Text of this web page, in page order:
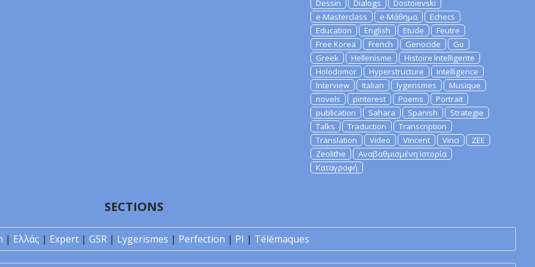
Dessin
Dialogs
Dostoievski
e-Masterclass
e-Μάθημα
Echecs
Education
English Etude
Feutre
Free Korea
French Genocide
Go
Greek
Hellenisme
Histoire Intelligente
Holodomor
Hyperstructure
Intelligence
Interview
Italian lygerismes
Musique
novels
pinterest Poems
Portrait
publication
Sahara Spanish
Strategie
Talks
Traduction
Transcription
Translation
Video Vincent Vinci
ZEE
Zeolithe
Αναβαθμισμένη Ιστορία
Καταγραφή
SECTIONS
| Ελλάς | Expert | GSR | Lygerismes | Perfection | PI | Télémaques